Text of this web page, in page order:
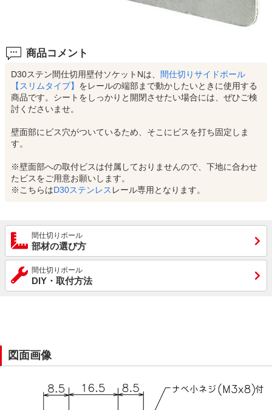
商品コメント
D30ステン間仕切用壁付ソケットNは、
間仕切りサイドポール
【スリムタイプ】 をレールの端部まで動かしたいときに使用する
商品です。シートをしっかりと開閉させたい場合には、ぜひご検
討くださいませ。
壁面部にビス穴がついているため、そこにビスを打ち固定しま
す。
※壁面部への取付ビスは付属しておりませんので、下地に合わせ
たビスをご用意お願いします。
※こちらはD30ステンレス レール専用となります。
間仕切りポール
部材の選び方
間仕切りポール
DIY・取付方法
図面画像